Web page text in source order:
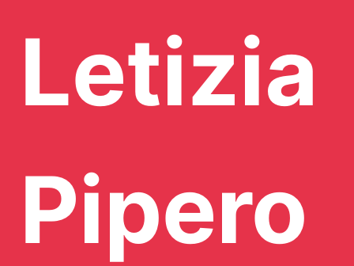
Letizia
Pipero